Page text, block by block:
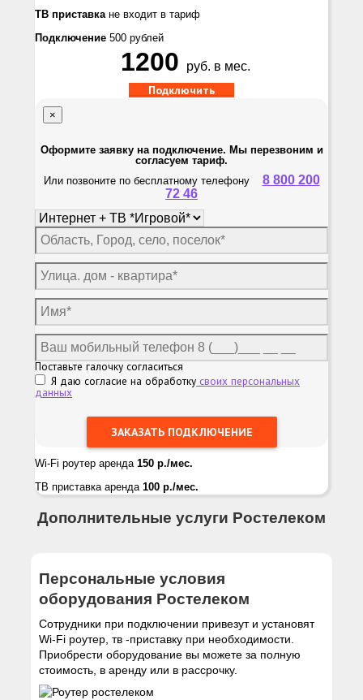
ТВ приставкане входит в тариф
Подключение 500 рублей
1200 руб. в мес.
Подключить
×
Оформите заявку на подключение. Мы перезвоним и
согласуем тариф.
Или позвоните по бесплатному телефону 8 800 200
72 46
Поставьте галочку согласиться
Я даю согласие на обработку своих персональных
данных
Wi-Fi роутер аренда 150 р./мес.
ТВ приставка аренда 100 р./мес.
Дополнительные услуги Ростелеком
Персональные условия
оборудования Ростелеком
Сотрудники при подключении привезут и установят
Wi-Fi роутер, тв -приставку при необходимости.
Приобрести оборудование вы можете за полную
стоимость, в аренду или в рассрочку.